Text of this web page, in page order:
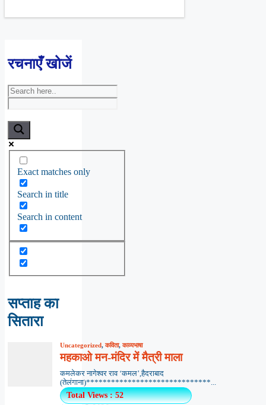
रचनाएँ खोजें
Exact matches only
Search in title
Search in content
सप्ताह का
सितारा
Uncategorized,कविता,काव्यभाषा
महकाओ मन-मंदिर में मैत्री माला
कमलेकर नागेश्वर राव ‘कमल’,हैदराबाद
(तेलंगाना)******************************...
Total Views : 52